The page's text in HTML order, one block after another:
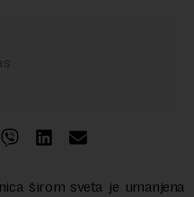
širom sveta je umanjena